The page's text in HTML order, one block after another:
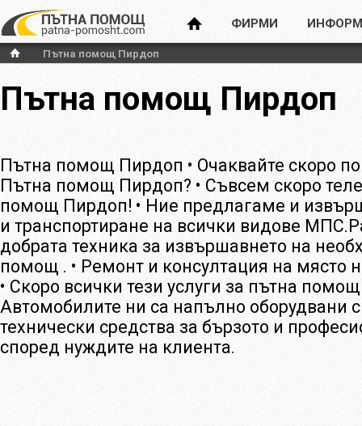
ФИРМИ
Пътна помощ Пирдоп
Пътна помощ Пирдоп
Пътна помощ Пирдоп • Очаквайте скоро
Пътна помощ Пирдоп? • Съвсем скоро
помощ Пирдоп! • Ние предлагаме и
и транспортиране на всички видове
добрата техника за извършавнето на
помощ . • Ремонт и консултация на място
• Скоро всички тези услуги за пътна
Автомобилите ни са напълно оборудвани
технически средства за бързото и
според нуждите на клиента.